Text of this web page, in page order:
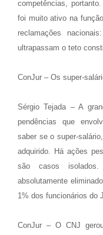
competências,
foi muito ativo na
reclamações
ultrapassam o teto
ConJur – Os super-
Sérgio Tejada – A
pendências que
saber se o super-
adquirido. Há ações
são casos
absolutamente
1% dos funcionários do
ConJur – O CNJ